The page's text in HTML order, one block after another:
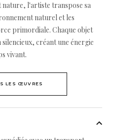
nature, l'artiste transpose sa
naturel et les
primordiale. Chaque objet
créant une énergie
vivant.
LES ŒUVRES